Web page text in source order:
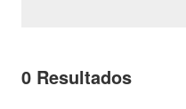
0 Resultados